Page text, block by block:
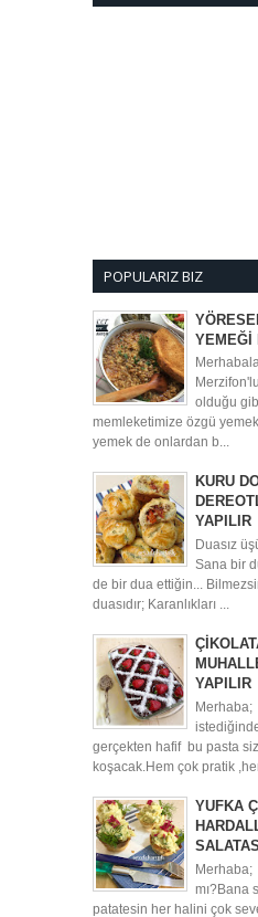
POPULARIZ BIZ
YEMEĞİ
olduğu
memleketimize özgü
yemek de onlardan b...
KURU
YAPILIR
Duasız
Sana bir
de bir dua ettiğin...
duasıdır; Karanlıkları ...
YAPILIR
Merhaba;
gerçekten hafif bu pasta
koşacak.Hem çok pratik
YUFKA
mı?Bana
patatesin her halini çok